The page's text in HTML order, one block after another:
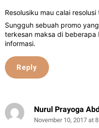
Resolusiku mau calai
Sungguh sebuah promo
terkesan maksa di beberapa
informasi.
Reply
Nurul Prayoga
November 10, 2017 at